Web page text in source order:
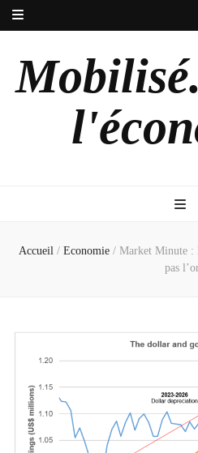
Accueil / Economie / Market Minute :
pas